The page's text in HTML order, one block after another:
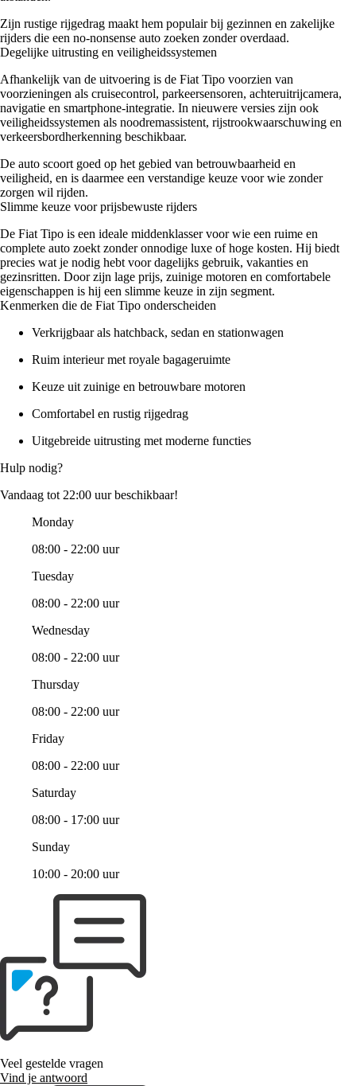
Zijn rustige rijgedrag maakt hem populair bij gezinnen en zakelijke
rijders die een no-nonsense auto zoeken zonder overdaad.
Degelijke uitrusting en veiligheidssystemen
Afhankelijk van de uitvoering is de Fiat Tipo voorzien van
voorzieningen als cruisecontrol, parkeersensoren, achteruitrijcamera,
navigatie en smartphone-integratie. In nieuwere versies zijn ook
veiligheidssystemen als noodremassistent, rijstrookwaarschuwing en
verkeersbordherkenning beschikbaar.
De auto scoort goed op het gebied van betrouwbaarheid en
veiligheid, en is daarmee een verstandige keuze voor wie zonder
zorgen wil rijden.
Slimme keuze voor prijsbewuste rijders
De Fiat Tipo is een ideale middenklasser voor wie een ruime en
complete auto zoekt zonder onnodige luxe of hoge kosten. Hij biedt
precies wat je nodig hebt voor dagelijks gebruik, vakanties en
gezinsritten. Door zijn lage prijs, zuinige motoren en comfortabele
eigenschappen is hij een slimme keuze in zijn segment.
Kenmerken die de Fiat Tipo onderscheiden
Verkrijgbaar als hatchback, sedan en stationwagen
Ruim interieur met royale bagageruimte
Keuze uit zuinige en betrouwbare motoren
Comfortabel en rustig rijgedrag
Uitgebreide uitrusting met moderne functies
Hulp nodig?
Vandaag tot 22:00 uur beschikbaar!
Monday
08:00 - 22:00 uur
Tuesday
08:00 - 22:00 uur
Wednesday
08:00 - 22:00 uur
Thursday
08:00 - 22:00 uur
Friday
08:00 - 22:00 uur
Saturday
08:00 - 17:00 uur
Sunday
10:00 - 20:00 uur
Veel gestelde vragen
Vind je antwoord